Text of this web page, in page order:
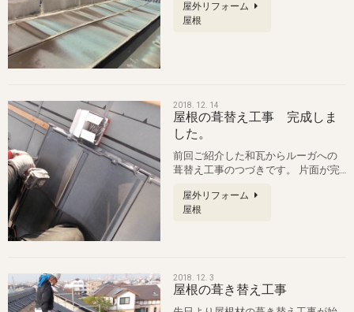
根の…
屋外リフォーム
屋根
2018. 12. 14
屋根の葺替え工事 完成しま
した。
前回ご紹介した和瓦からルーガへの
葺替え工事のつづきです。 片面が完
ま…屋外リフォーム
屋根
2018. 12. 3
屋根の葺き替え工事